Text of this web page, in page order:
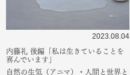
2023.08.04
内藤礼 後編「私は生きていることを
喜んでいます」
自然の生気（アニマ）・人間と世界と